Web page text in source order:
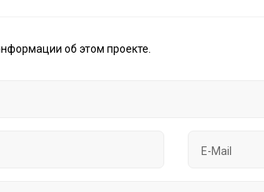
об этом проекте.